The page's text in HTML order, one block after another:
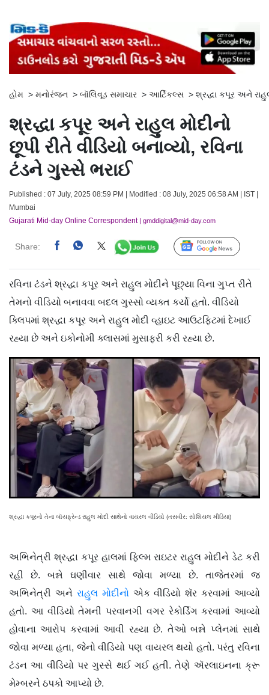
હોમ > મનોરંજન > બૉલિવૂડ સમાચાર > આર્ટિકલ્સ > શ્રદ્ધા કપૂર અને
શ્રદ્ધા કપૂર અને રાહુલ મોદીનો
છૂપી રીતે વીડિયો બનાવ્યો, રવિના
ટંડને ગુસ્સે ભરાઈ
Published : 07 July, 2025 08:59 PM | Modified : 08 July, 2025 06:58 AM | IST |
Mumbai
Gujarati Mid-day Online Correspondent| gmddigital@mid-day.com
Share: Follow Us
રવિના ટંડને શ્રદ્ધા કપૂર અને રાહુલ મોદીને પૂછ્યા વિના ગુપ્ત રીતે
તેમનો વીડિયો બનાવવા બદલ ગુસ્સો વ્યક્ત કર્યો હતો. વીડિયો
ક્લિપમાં શ્રદ્ધા કપૂર અને રાહુલ મોદી વ્હાઇટ આઉટફિટમાં દેખાઈ
રહ્યા છે અને ઇકોનોમી ક્લાસમાં મુસાફરી કરી રહ્યા છે.
શ્રદ્ધા કપૂરનો તેના બૉયફ્રેન્ડ રાહુલ મોદી સાથેનો વાયરલ વીડિયો (તસવીર: સોશિયલ મીડિયા)
અભિનેત્રી શ્રદ્ધા કપૂર હાલમાં ફિલ્મ રાઇટર રાહુલ મોદીને ડેટ કરી
રહી છે. બન્ને ઘણીવાર સાથે જોવા મળ્યા છે. તાજેતરમાં જ
અભિનેત્રી અને રાહુલ મોદીનો એક વીડિયો શૅર કરવામાં આવ્યો
હતો. આ વીડિયો તેમની પરવાનગી વગર રેકોર્ડિંગ કરવામાં આવ્યો
હોવાના આરોપ કરવામાં આવી રહ્યા છે. તેઓ બન્ને પ્લેનમાં સાથે
જોવા મળ્યા હતા, જેનો વીડિયો પણ વાયરલ થયો હતો. પરંતુ રવિના
ટંડન આ વીડિયો પર ગુસ્સે થઈ ગઈ હતી. તેણે ઍરલાઇનના ક્રૂ
મેમ્બરને ઠપકો આપ્યો છે.